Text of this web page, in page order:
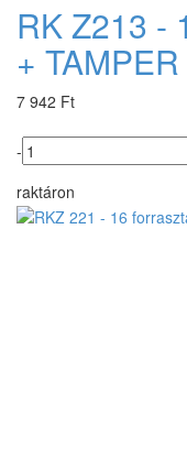
RK Z213 -
+ TAMPER
7 942 Ft
-
raktáron